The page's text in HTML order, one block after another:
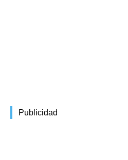
Publicidad